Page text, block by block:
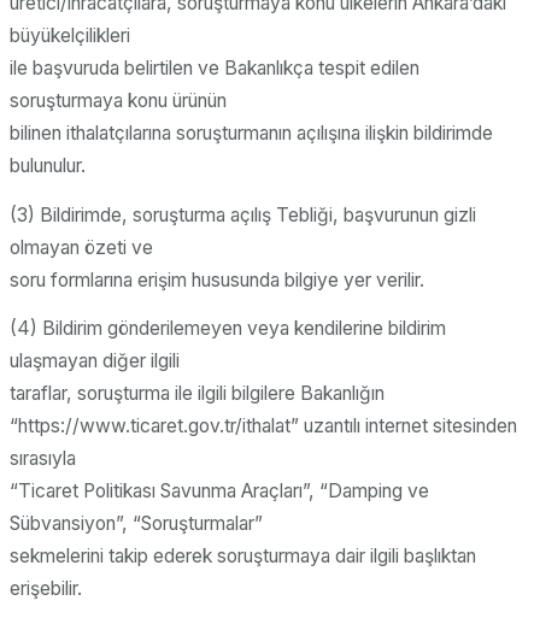
büyükelçilikleri
ile başvuruda belirtilen ve Bakanlıkça tespit edilen
soruşturmaya konu ürünün
bilinen ithalatçılarına soruşturmanın açılışına ilişkin bildirimde
bulunulur.
(3) Bildirimde, soruşturma açılış Tebliği, başvurunun gizli
olmayan özeti ve
soru formlarına erişim hususunda bilgiye yer verilir.
(4) Bildirim gönderilemeyen veya kendilerine bildirim
ulaşmayan diğer ilgili
taraflar, soruşturma ile ilgili bilgilere Bakanlığın
“https://www.ticaret.gov.tr/ithalat” uzantılı internet sitesinden
sırasıyla
“Ticaret Politikası Savunma Araçları”, “Damping ve
Sübvansiyon”, “Soruşturmalar”
sekmelerini takip ederek soruşturmaya dair ilgili başlıktan
erişebilir.